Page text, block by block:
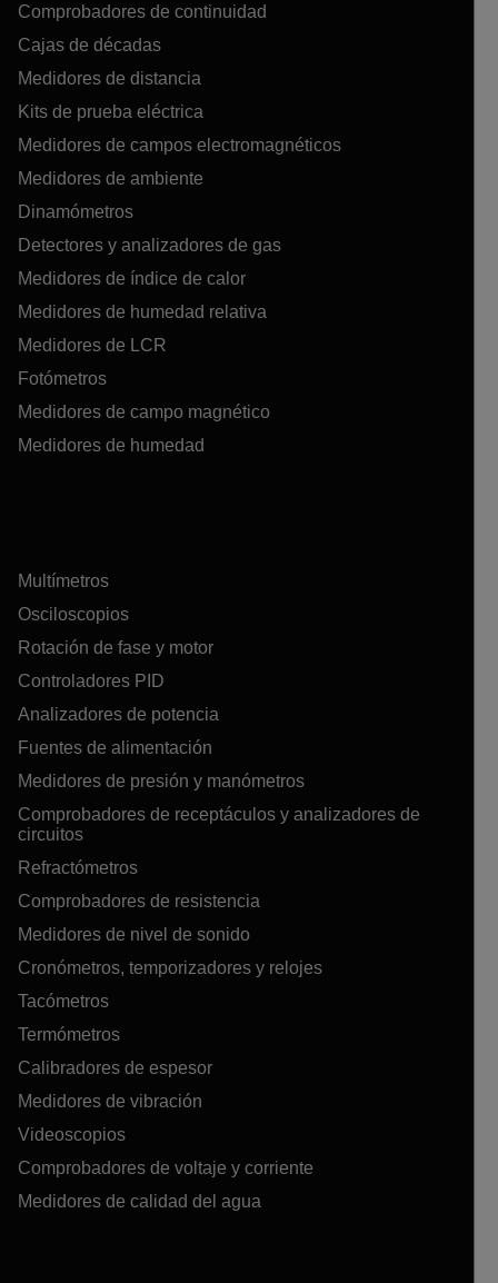
Comprobadores de continuidad
Cajas de décadas
Medidores de distancia
Kits de prueba eléctrica
Medidores de campos electromagnéticos
Medidores de ambiente
Dinamómetros
Detectores y analizadores de gas
Medidores de índice de calor
Medidores de humedad relativa
Medidores de LCR
Fotómetros
Medidores de campo magnético
Medidores de humedad
Multímetros
Osciloscopios
Rotación de fase y motor
Controladores PID
Analizadores de potencia
Fuentes de alimentación
Medidores de presión y manómetros
Comprobadores de receptáculos y analizadores de
circuitos
Refractómetros
Comprobadores de resistencia
Medidores de nivel de sonido
Cronómetros, temporizadores y relojes
Tacómetros
Termómetros
Calibradores de espesor
Medidores de vibración
Videoscopios
Comprobadores de voltaje y corriente
Medidores de calidad del agua